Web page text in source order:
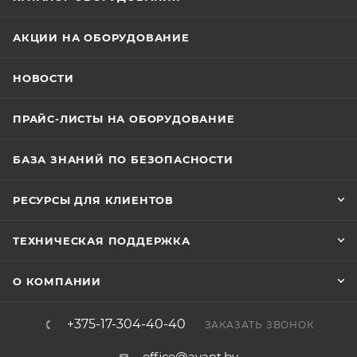
эксплуатации в системах видеонаблюдения
обеспечения безопасности, благодаря чему вы
можете быть уверены в надежности
специализированного оборудования. Объём: 1 ТБ.
64 МБ. Аппаратное шифрование: Нет. Размер
110 МБайт/с. Время наработки на отказ (МТBF): 1 000
АКЦИИ НА ОБОРУДОВАНИЕ
НОВОСТИ
ПРАЙС-ЛИСТЫ НА ОБОРУДОВАНИЕ
БАЗА ЗНАНИЙ ПО БЕЗОПАСНОСТИ
РЕСУРСЫ ДЛЯ КЛИЕНТОВ
ТЕХНИЧЕСКАЯ ПОДДЕРЖКА
О КОМПАНИИ
+375-17-304-40-40 ЗАКАЗАТЬ ЗВОНОК